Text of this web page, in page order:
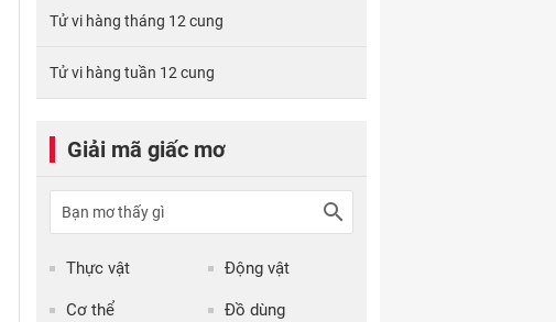
Tử vi hàng tháng 12 cung
Tử vi hàng tuần 12 cung
Giải mã giấc mơ
Thực vật Động vật
Cơ thể Đồ dùng